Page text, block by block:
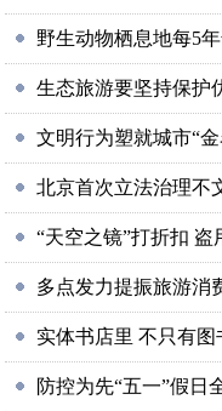
野生动物栖息地每5
生态旅游要坚持保护
文明行为塑就城市“
北京首次立法治理不
“天空之镜”打折扣
多点发力提振旅游消
实体书店里 不只有图
防控为先“五一”假日